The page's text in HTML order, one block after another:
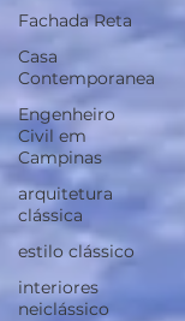
Fachada Reta
Casa
Contemporanea
Engenheiro
Civil em
Campinas
arquitetura
clássica
estilo clássico
interiores
neiclássico